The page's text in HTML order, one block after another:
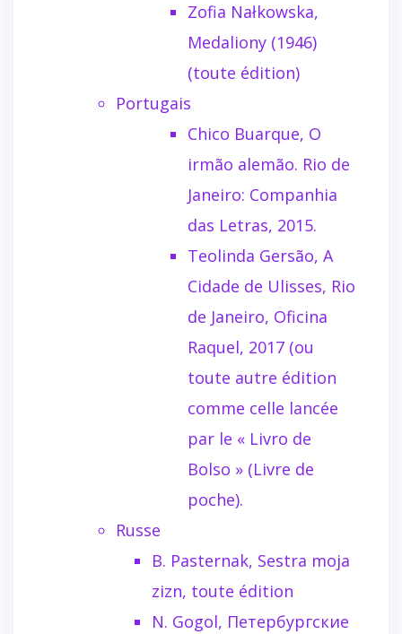
Zofia Nałkowska,
Medaliony (1946)
(toute édition)
Portugais
Chico Buarque, O
irmão alemão. Rio de
Janeiro: Companhia
das Letras, 2015.
Teolinda Gersão, A
Cidade de Ulisses, Rio
de Janeiro, Oficina
Raquel, 2017 (ou
toute autre édition
comme celle lancée
par le « Livro de
Bolso » (Livre de
poche).
Russe
B. Pasternak, Sestra moja
zizn, toute édition
N. Gogol, Петербургские